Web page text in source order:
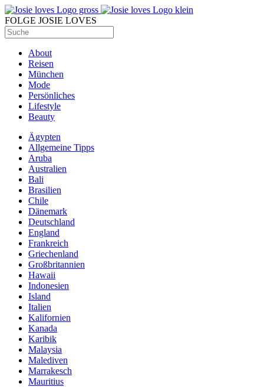
FOLGE JOSIE LOVES
About
Reisen
München
Mode
Persönliches
Lifestyle
Beauty
Ägypten
Allgemeine Tipps
Aruba
Australien
Bali
Brasilien
Chile
Dänemark
Deutschland
England
Frankreich
Griechenland
Großbritannien
Hawaii
Indonesien
Island
Italien
Kalifornien
Kanada
Karibik
Malaysia
Malediven
Marrakesch
Mauritius